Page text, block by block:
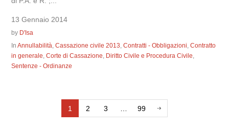
13 Gennaio 2014
by D'Isa
InAnnullabilità,Cassazione civile 2013,Contratti - Obbligazioni,Contratto
in generale,Corte di Cassazione, Diritto Civile e Procedura Civile,
Sentenze - Ordinanze
1 2 3 99